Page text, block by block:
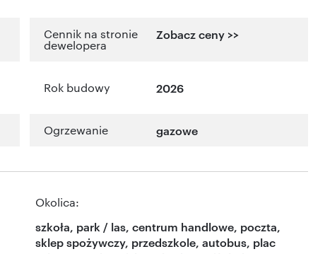
Cennik na stronie
dewelopera
Zobacz ceny >>
Rok budowy 2026
Ogrzewanie gazowe
Okolica:
szkoła, park / las, centrum handlowe, poczta,
sklep spożywczy, przedszkole, autobus, plac